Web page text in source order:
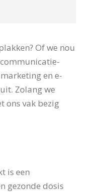
Of we nou
en e-
Zolang we
ons vak bezig
is een
gezonde dosis